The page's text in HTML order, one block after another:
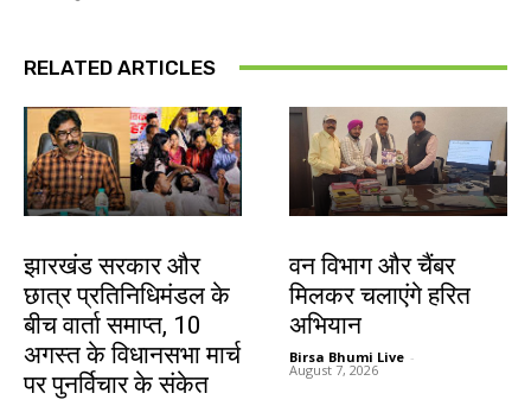
RELATED ARTICLES
झारखंड सरकार और
छात्र प्रतिनिधिमंडल के
बीच वार्ता समाप्त, 10
अगस्त के विधानसभा मार्च
पर पुनर्विचार के संकेत
वन विभाग और चैंबर
मिलकर चलाएंगे हरित
अभियान
Birsa Bhumi Live -
August 7, 2026